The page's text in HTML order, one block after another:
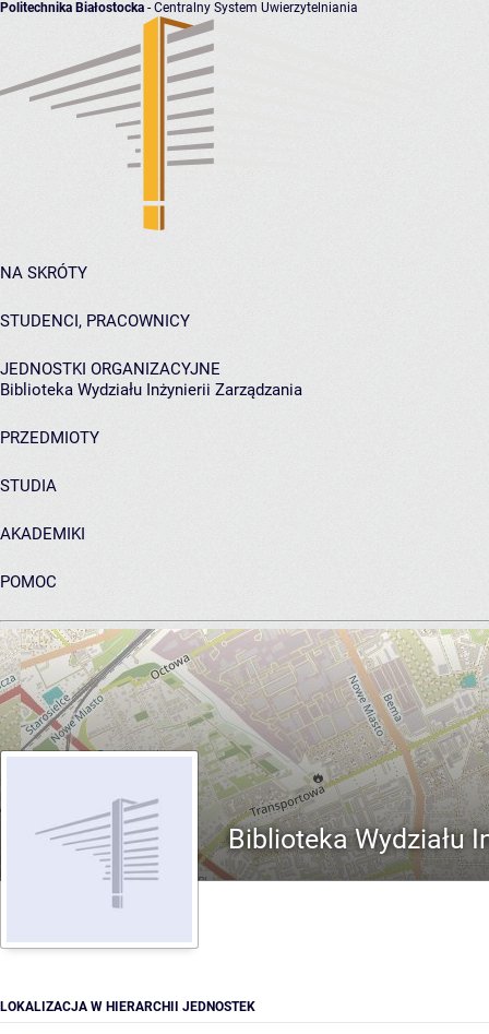
Politechnika Białostocka - Centralny System Uwierzytelniania
NA SKRÓTY
STUDENCI, PRACOWNICY
JEDNOSTKI ORGANIZACYJNE
Biblioteka Wydziału Inżynierii Zarządzania
PRZEDMIOTY
STUDIA
AKADEMIKI
POMOC
ARCHIWUM PRAC DYPLOMOWYCH
Biblioteka Wydziału
LOKALIZACJA W HIERARCHII JEDNOSTEK